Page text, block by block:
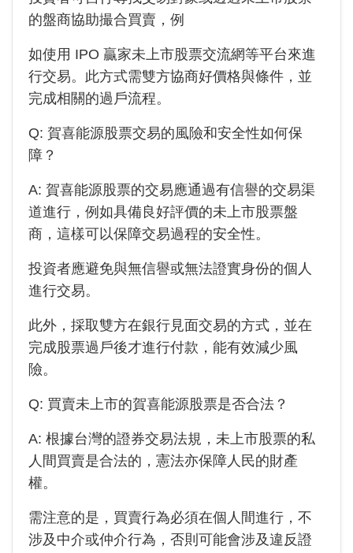
的盤商協助撮合買賣，例
如使用 IPO 贏家未上市股票交流網等平台來進
行交易。此方式需雙方協商好價格與條件，並
完成相關的過戶流程。
Q: 賀喜能源股票交易的風險和安全性如何保
障？
A: 賀喜能源股票的交易應通過有信譽的交易渠
道進行，例如具備良好評價的未上市股票盤
商，這樣可以保障交易過程的安全性。
投資者應避免與無信譽或無法證實身份的個人
進行交易。
此外，採取雙方在銀行見面交易的方式，並在
完成股票過戶後才進行付款，能有效減少風
險。
Q: 買賣未上市的賀喜能源股票是否合法？
A: 根據台灣的證券交易法規，未上市股票的私
人間買賣是合法的，憲法亦保障人民的財產
權。
需注意的是，買賣行為必須在個人間進行，不
涉及中介或仲介行為，否則可能會涉及違反證